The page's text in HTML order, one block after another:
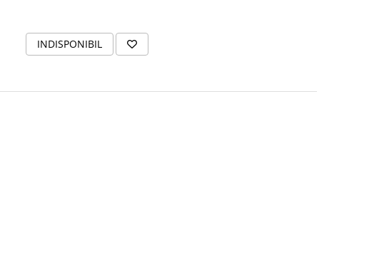
INDISPONIBIL